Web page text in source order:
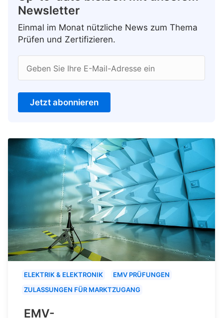
Newsletter
Einmal im Monat nützliche News zum Thema
Prüfen und Zertifizieren.
Geben Sie Ihre E-Mail-Adresse ein
Jetzt abonnieren
ELEKTRIK & ELEKTRONIK
EMV PRÜFUNGEN
ZULASSUNGEN FÜR MARKTZUGANG
EMV-